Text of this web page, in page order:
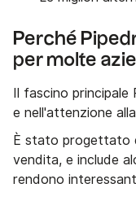
Perché
per molte
Il fascino principale
e nell'attenzione
È stato progettato
vendita, e include
rendono